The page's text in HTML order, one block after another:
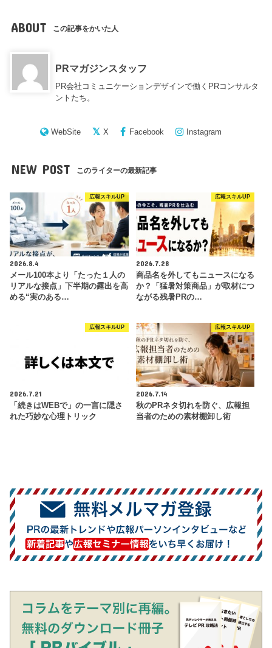
ABOUT この記事をかいた人
PRマガジンスタッフ
PR会社コミュニケーションデザインで働くPRコンサルタ
ントたち。
WebSite X Facebook Instagram
NEW POST このライターの最新記事
広報スキルUP
2026.8.4
メール100本より「たった１人の
リアルな接点」下半期の露出を高
める“実のある…
広報スキルUP
2026.7.28
商品名を外してもニュースになる
か？「猛暑対策商品」が取材につ
ながる残暑PRの…
広報スキルUP
2026.7.21
「続きはWEBで」の一言に隠さ
れた巧妙な心理トリック
広報スキルUP
2026.7.14
秋のPRネタ切れを防ぐ、広報担
当者のための素材棚卸し術